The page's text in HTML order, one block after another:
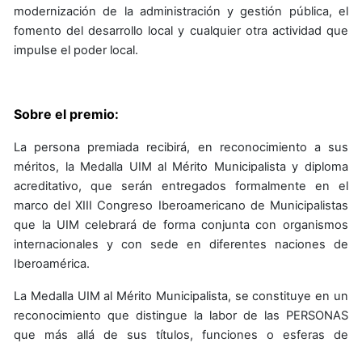
modernización de la administración y gestión pública, el
fomento del desarrollo local y cualquier otra actividad que
impulse el poder local.
Sobre el premio:
La persona premiada recibirá, en reconocimiento a sus
méritos, la Medalla UIM al Mérito Municipalista y diploma
acreditativo, que serán entregados formalmente en el
marco del XIII Congreso Iberoamericano de Municipalistas
que la UIM celebrará de forma conjunta con organismos
internacionales y con sede en diferentes naciones de
Iberoamérica.
La Medalla UIM al Mérito Municipalista, se constituye en un
reconocimiento que distingue la labor de las PERSONAS
que más allá de sus títulos, funciones o esferas de